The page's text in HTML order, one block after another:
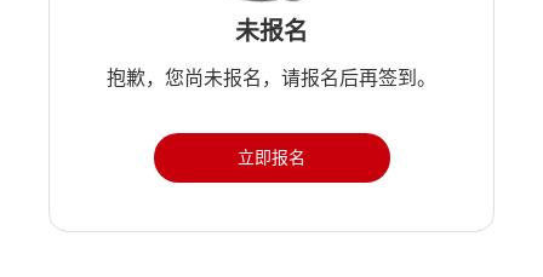
未报名
抱歉，您尚未报名，请报名后再签到。
立即报名